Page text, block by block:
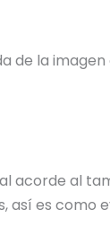
de la
acorde al
así es como